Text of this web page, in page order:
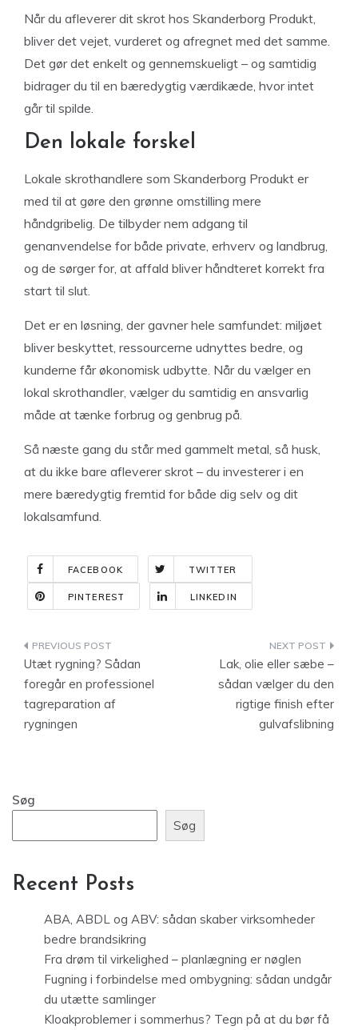
Når du afleverer dit skrot hos Skanderborg Produkt,
bliver det vejet, vurderet og afregnet med det samme.
Det gør det enkelt og gennemskueligt – og samtidig
bidrager du til en bæredygtig værdikæde, hvor intet
går til spilde.
Den lokale forskel
Lokale skrothandlere som Skanderborg Produkt er
med til at gøre den grønne omstilling mere
håndgribelig. De tilbyder nem adgang til
genanvendelse for både private, erhverv og landbrug,
og de sørger for, at affald bliver håndteret korrekt fra
start til slut.
Det er en løsning, der gavner hele samfundet: miljøet
bliver beskyttet, ressourcerne udnyttes bedre, og
kunderne får økonomisk udbytte. Når du vælger en
lokal skrothandler, vælger du samtidig en ansvarlig
måde at tænke forbrug og genbrug på.
Så næste gang du står med gammelt metal, så husk,
at du ikke bare afleverer skrot – du investerer i en
mere bæredygtig fremtid for både dig selv og dit
lokalsamfund.
FACEBOOK TWITTER
PINTEREST LINKEDIN
Indlægsnavigation
Utæt rygning? Sådan
foregår en professionel
tagreparation af
rygningen
Lak, olie eller sæbe –
sådan vælger du den
rigtige finish efter
gulvafslibning
Søg
Søg
Recent Posts
ABA, ABDL og ABV: sådan skaber virksomheder
bedre brandsikring
Fra drøm til virkelighed – planlægning er nøglen
Fugning i forbindelse med ombygning: sådan undgår
du utætte samlinger
Kloakproblemer i sommerhus? Tegn på at du bør få